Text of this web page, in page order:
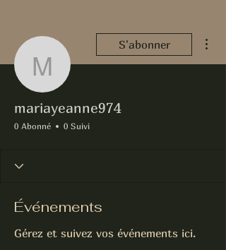
mariayeanne974
S'abonner
mariayeanne974
0 Abonné 0 Suivi
Événements
Gérez et suivez vos événements ici.